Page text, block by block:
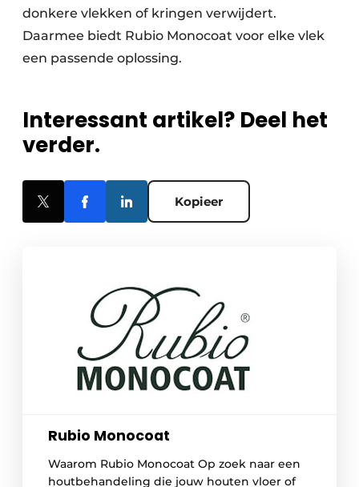
donkere vlekken of kringen verwijdert.
Daarmee biedt Rubio Monocoat voor elke vlek
een passende oplossing.
Interessant artikel? Deel het
verder.
Kopieer
Rubio Monocoat
Waarom Rubio Monocoat Op zoek naar een
houtbehandeling die jouw houten vloer of